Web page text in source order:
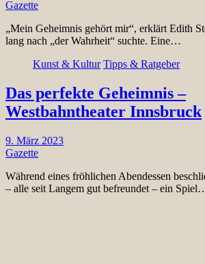
Gazette
„Mein Geheimnis gehört mir“, erklärt Edith
lang nach „der Wahrheit“ suchte. Eine…
Kunst & Kultur Tipps & Ratgeber
Das perfekte Geheimnis –
Westbahntheater Innsbruck
9. März 2023
Gazette
Während eines fröhlichen Abendessen
– alle seit Langem gut befreundet – ein